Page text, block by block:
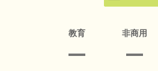
教育 非商用